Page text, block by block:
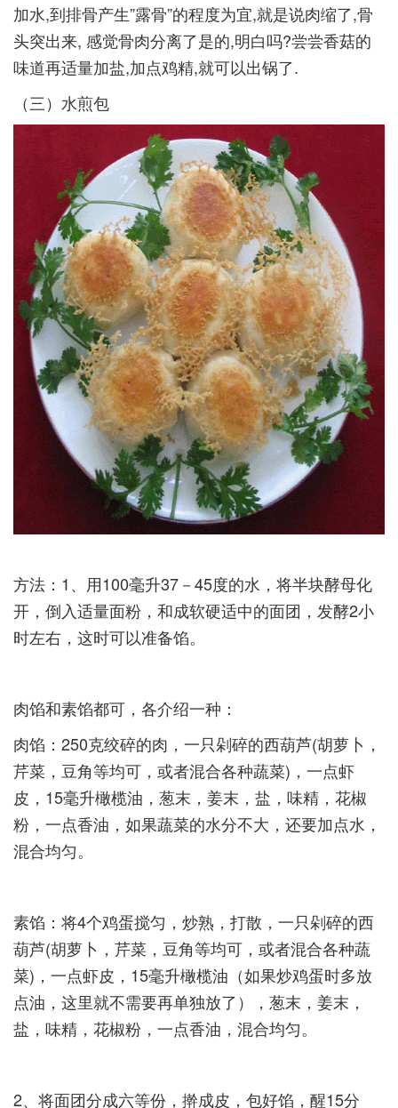
加水,到排骨产生”露骨”的程度为宜,就是说肉缩了,骨
头突出来, 感觉骨肉分离了是的,明白吗?尝尝香菇的
味道再适量加盐,加点鸡精,就可以出锅了.­
（三）水煎包­
方法：1、用100毫升37－45度的水，将半块酵母化
开，倒入适量面粉，和成软硬适中的面团，发酵2小
时左右，这时可以准备馅。­
肉馅和素馅都可，各介绍一种：­
肉馅：250克绞碎的肉，一只剁碎的西葫芦(胡萝卜，
芹菜，豆角等均可，或者混合各种蔬菜)，一点虾
皮，15毫升橄榄油，葱末，姜末，盐，味精，花椒
粉，一点香油，如果蔬菜的水分不大，还要加点水，
混合均匀。­
素馅：将4个鸡蛋搅匀，炒熟，打散，一只剁碎的西
葫芦(胡萝卜，芹菜，豆角等均可，或者混合各种蔬
菜)，一点虾皮，15毫升橄榄油（如果炒鸡蛋时多放
点油，这里就不需要再单独放了），葱末，姜末，
盐，味精，花椒粉，一点香油，混合均匀。­
2、将面团分成六等份，擀成皮，包好馅，醒15分